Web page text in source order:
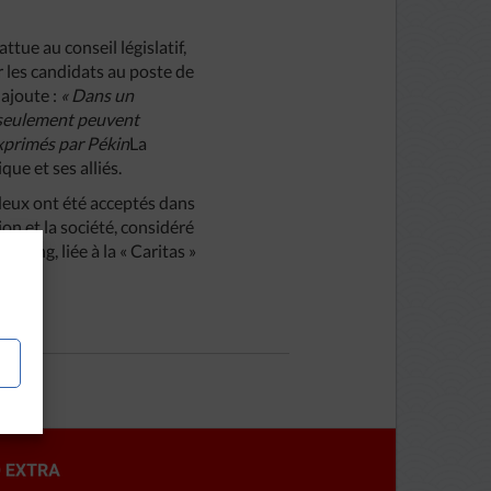
au conseil législatif,
candidats au poste de
: « Dans un
peuvent
par PékinLa
et ses alliés.
ont été acceptés dans
et la société, considéré
hing, liée à la « Caritas »